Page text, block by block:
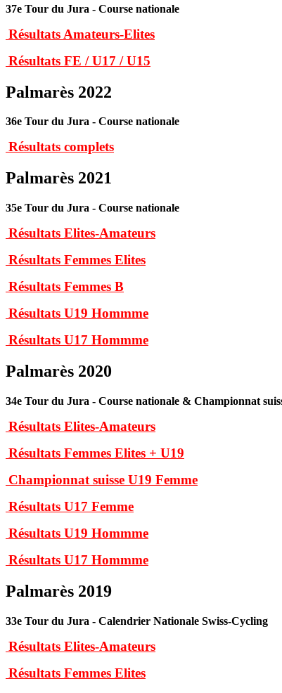
37e Tour du Jura - Course nationale
Résultats Amateurs-Elites
Résultats FE / U17 / U15
Palmarès 2022
36e Tour du Jura - Course nationale
Résultats complets
Palmarès 2021
35e Tour du Jura - Course nationale
Résultats Elites-Amateurs
Résultats Femmes Elites
Résultats Femmes B
Résultats U19 Hommme
Résultats U17 Hommme
Palmarès 2020
34e Tour du Jura - Course nationale & Championnat
Résultats Elites-Amateurs
Résultats Femmes Elites + U19
Championnat suisse U19 Femme
Résultats U17 Femme
Résultats U19 Hommme
Résultats U17 Hommme
Palmarès 2019
33e Tour du Jura - Calendrier Nationale Swiss-Cycling
Résultats Elites-Amateurs
Résultats Femmes Elites